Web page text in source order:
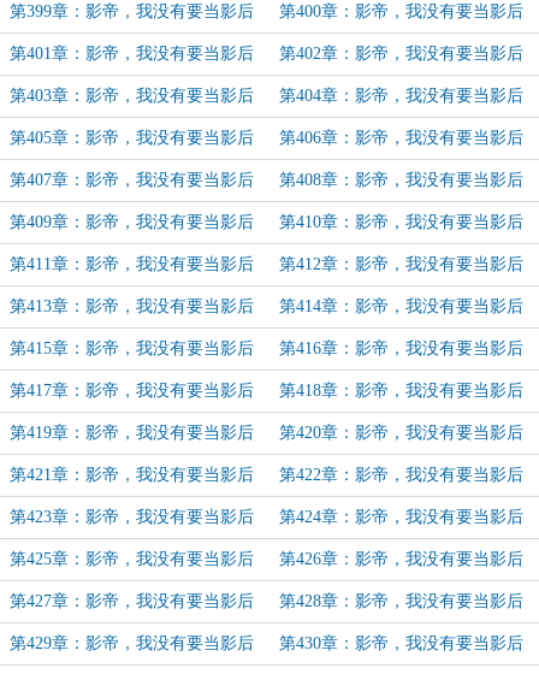
（9） （10）
第399章：影帝，我没有要当影后
（11）
第400章：影帝，我没有要当影后
（12）
第401章：影帝，我没有要当影后
（12）
第402章：影帝，我没有要当影后
（13）
第403章：影帝，我没有要当影后
（14）
第404章：影帝，我没有要当影后
（15）
第405章：影帝，我没有要当影后
（16）
第406章：影帝，我没有要当影后
（17）
第407章：影帝，我没有要当影后
（18）
第408章：影帝，我没有要当影后
（19）
第409章：影帝，我没有要当影后
（20）
第410章：影帝，我没有要当影后
（21）
第411章：影帝，我没有要当影后
（22）
第412章：影帝，我没有要当影后
（23）
第413章：影帝，我没有要当影后
（24）
第414章：影帝，我没有要当影后
（25）
第415章：影帝，我没有要当影后
（26）
第416章：影帝，我没有要当影后
（27）
第417章：影帝，我没有要当影后
（28）
第418章：影帝，我没有要当影后
（29）
第419章：影帝，我没有要当影后
（30）
第420章：影帝，我没有要当影后
（31）
第421章：影帝，我没有要当影后
（32）
第422章：影帝，我没有要当影后
（33）
第423章：影帝，我没有要当影后
（34）
第424章：影帝，我没有要当影后
（35）
第425章：影帝，我没有要当影后
（36）
第426章：影帝，我没有要当影后
（37）
第427章：影帝，我没有要当影后
（38）
第428章：影帝，我没有要当影后
（39）
第429章：影帝，我没有要当影后 第430章：影帝，我没有要当影后